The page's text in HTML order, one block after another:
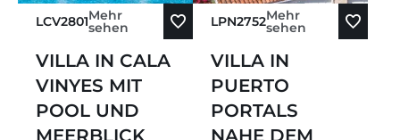
LCV2801Mehr
sehen
VILLA IN CALA
VINYES MIT
POOL UND
MEERBLICK
LPN2752Mehr
sehen
VILLA IN
PUERTO
PORTALS
NAHE DEM